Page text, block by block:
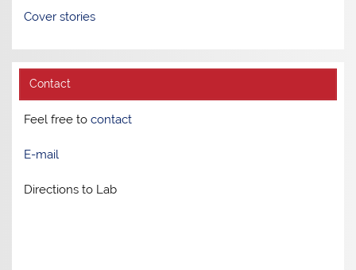
Cover stories
Contact
Feel free tocontact
E-mail
Directions to Lab